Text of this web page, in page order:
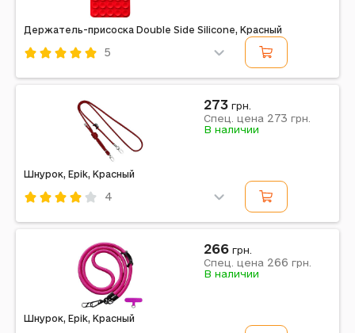
Держатель-присоска Double Side Silicone, Красный
5
Примечание: 100 x 60 мм
Шнурок, Epik, Красный
4
Красный
Примечание: с двумя креплениями (8 мм), 150 см,
Bright Red
273 грн.
Спец. цена 273 грн.
В наличии
Шнурок, Epik, Красный
266 грн.
Спец. цена 266 грн.
В наличии